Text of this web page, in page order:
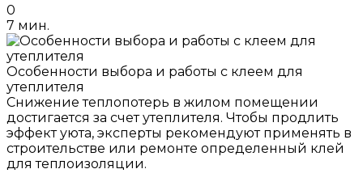
0
7 мин.
Особенности выбора и работы с клеем для
утеплителя
Снижение теплопотерь в жилом помещении
достигается за счет утеплителя. Чтобы продлить
эффект уюта, эксперты рекомендуют применять в
строительстве или ремонте определенный клей
для теплоизоляции.